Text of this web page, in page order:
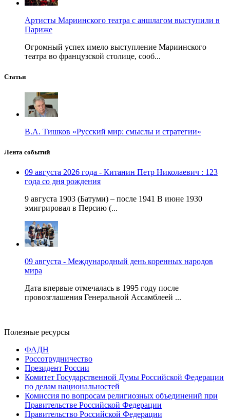
Артисты Мариинского театра с аншлагом выступили в
Париже
Огромный успех имело выступление Мариинского
театра во французской столице, сооб...
Статьи
В.А. Тишков «Русский мир: смыслы и стратегии»
Лента событий
09 августа 2026 года - Китанин Петр Николаевич : 123
года со дня рождения
9 августа 1903 (Батуми) – после 1941 В июне 1930
эмигрировал в Персию (...
09 августа - Международный день коренных народов
мира
Дата впервые отмечалась в 1995 году после
провозглашения Генеральной Ассамблеей ...
Полезные ресурсы
ФАДН
Россотрудничество
Президент России
Комитет Государственной Думы Российской Федерации
по делам национальностей
Комиссия по вопросам религиозных объединений при
Правительстве Российской Федерации
Правительство Российской Федерации